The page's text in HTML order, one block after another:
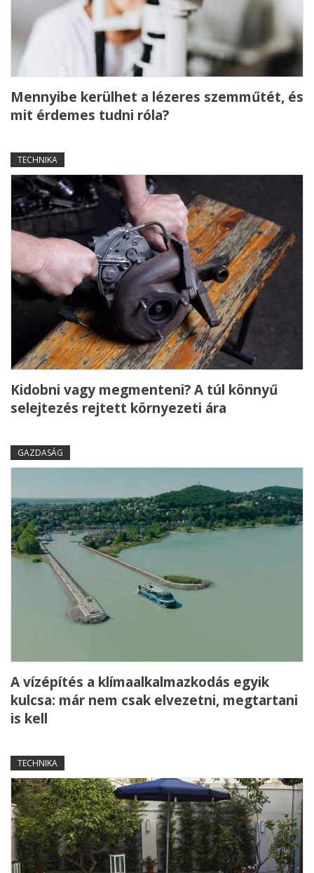
Mennyibe kerülhet a lézeres szemműtét, és
mit érdemes tudni róla?
TECHNIKA
Kidobni vagy megmenteni? A túl könnyű
selejtezés rejtett környezeti ára
GAZDASÁG
A vízépítés a klímaalkalmazkodás egyik
kulcsa: már nem csak elvezetni, megtartani
is kell
TECHNIKA